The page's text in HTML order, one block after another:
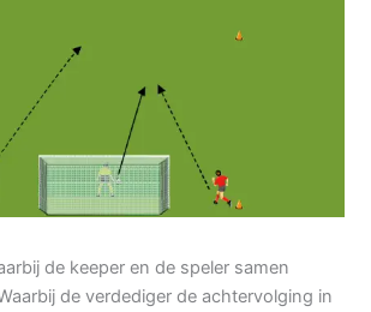
de keeper en de speler samen
de verdediger de achtervolging in